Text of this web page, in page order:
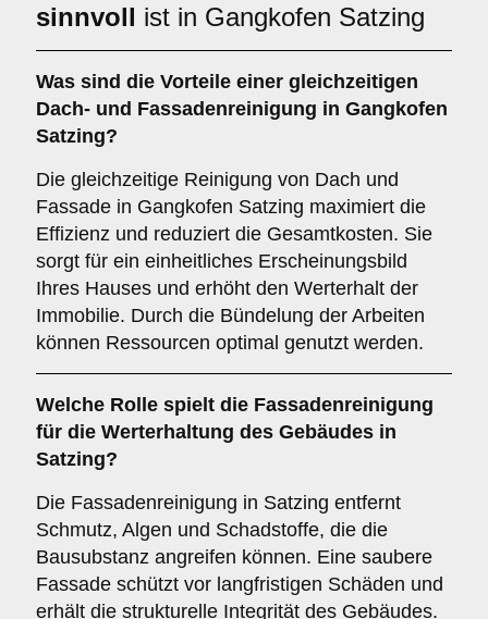
sinnvoll ist in Gangkofen Satzing
Was sind die Vorteile einer gleichzeitigen
Dach- und Fassadenreinigung in Gangkofen
Satzing?
Die gleichzeitige Reinigung von Dach und
Fassade in Gangkofen Satzing maximiert die
Effizienz und reduziert die Gesamtkosten. Sie
sorgt für ein einheitliches Erscheinungsbild
Ihres Hauses und erhöht den Werterhalt der
Immobilie. Durch die Bündelung der Arbeiten
können Ressourcen optimal genutzt werden.
Welche Rolle spielt die Fassadenreinigung
für die Werterhaltung des Gebäudes in
Satzing?
Die Fassadenreinigung in Satzing entfernt
Schmutz, Algen und Schadstoffe, die die
Bausubstanz angreifen können. Eine saubere
Fassade schützt vor langfristigen Schäden und
erhält die strukturelle Integrität des Gebäudes.